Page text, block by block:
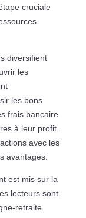
cruciale
diversifient
les
les bons
frais bancaire
à leur profit.
avec les
avantages.
est mis sur la
lecteurs sont
retraite